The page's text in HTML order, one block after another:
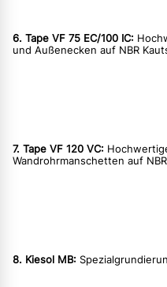
6. Tape VF 75 EC/100 IC:
und Außenecken auf NBR
7. Tape VF 120 VC:
Wandrohrmanschetten auf
8. Kiesol MB: